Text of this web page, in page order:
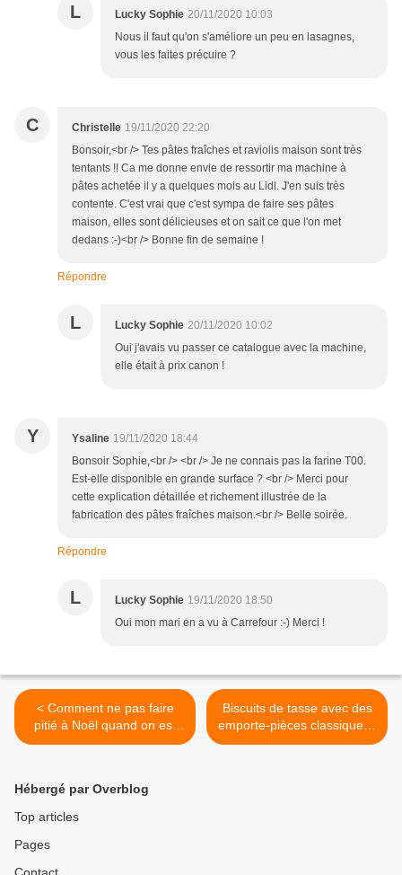
L Lucky Sophie 20/11/2020 10:03
Nous il faut qu'on s'améliore un peu en lasagnes,
vous les faites précuire ?
C Christelle 19/11/2020 22:20
Bonsoir,<br /> Tes pâtes fraîches et raviolis maison sont très
tentants !! Ca me donne envie de ressortir ma machine à
pâtes achetée il y a quelques mois au Lidl. J'en suis très
contente. C'est vrai que c'est sympa de faire ses pâtes
maison, elles sont délicieuses et on sait ce que l'on met
dedans :-)<br /> Bonne fin de semaine !
Répondre
L Lucky Sophie 20/11/2020 10:02
Oui j'avais vu passer ce catalogue avec la machine,
elle était à prix canon !
Y Ysaline 19/11/2020 18:44
Bonsoir Sophie,<br /> <br /> Je ne connais pas la farine T00.
Est-elle disponible en grande surface ? <br /> Merci pour
cette explication détaillée et richement illustrée de la
fabrication des pâtes fraîches maison.<br /> Belle soirée.
Répondre
L Lucky Sophie 19/11/2020 18:50
Oui mon mari en a vu à Carrefour :-) Merci !
< Comment ne pas faire
pitié à Noël quand on est
célibataire, la Bridget Jones
Biscuits de tasse avec des
emporte-pièces classiques !
>
Hébergé par Overblog
Top articles
Pages
Contact